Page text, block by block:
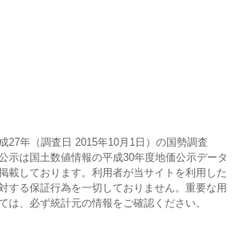
27年（調査日 2015年10月1日）の国勢調査
示は国土数値情報の平成30年度地価公示データ
載しております。利用者が当サイトを利用した
する保証行為を一切しておりません。重要な用
は、必ず統計元の情報をご確認ください。